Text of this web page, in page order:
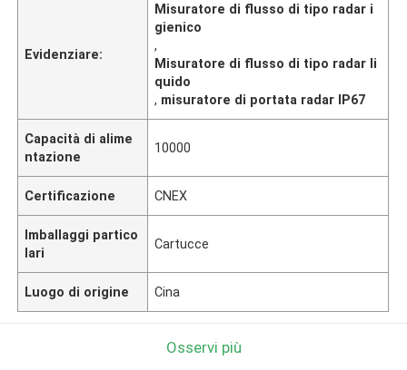
Evidenziare:
Misuratore di flusso di tipo radar i
gienico
,
Misuratore di flusso di tipo radar li
quido
, misuratore di portata radar IP67
Capacità di alime
ntazione
10000
Certificazione CNEX
Imballaggi partico
lari
Cartucce
Luogo di origine Cina
Osservi più